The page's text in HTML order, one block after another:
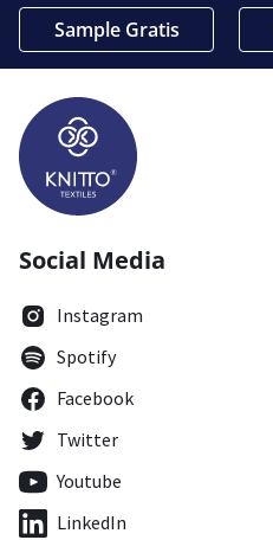
Sample Gratis
Social Media
Instagram
Spotify
Facebook
Twitter
Youtube
LinkedIn